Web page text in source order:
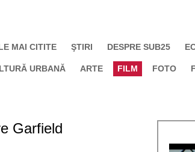
MAI CITITE ŞTIRI DESPRE SUB25
URBANĂ ARTE FILM FOTO
Garfield